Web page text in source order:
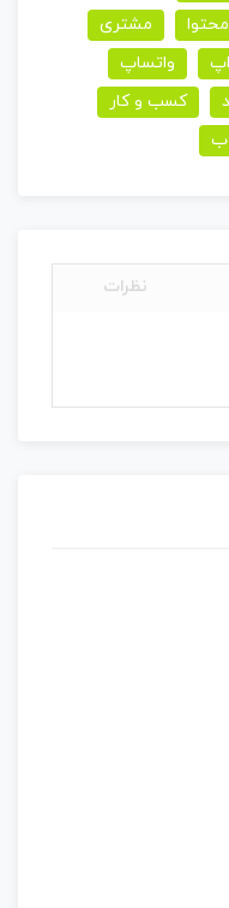
محتوا
مشتری
واتساپ
کسب و کار
نظرات